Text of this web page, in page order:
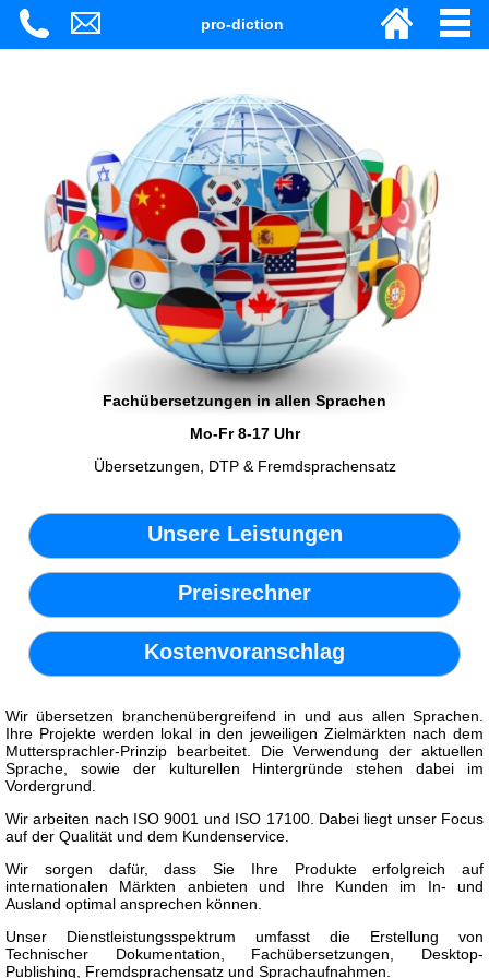
pro-diction
Fachübersetzungen in allen Sprachen
Mo-Fr 8-17 Uhr
Übersetzungen, DTP & Fremdsprachensatz
Unsere Leistungen
Preisrechner
Kostenvoranschlag
Wir übersetzen branchenübergreifend in und aus allen Sprachen.
Ihre Projekte werden lokal in den jeweiligen Zielmärkten nach dem
Muttersprachler-Prinzip bearbeitet. Die Verwendung der aktuellen
Sprache, sowie der kulturellen Hintergründe stehen dabei im
Vordergrund.
Wir arbeiten nach ISO 9001 und ISO 17100. Dabei liegt unser Focus
auf der Qualität und dem Kundenservice.
Wir sorgen dafür, dass Sie Ihre Produkte erfolgreich auf
internationalen Märkten anbieten und Ihre Kunden im In- und
Ausland optimal ansprechen können.
Unser Dienstleistungsspektrum umfasst die Erstellung von
Technischer Dokumentation, Fachübersetzungen, Desktop-
Publishing, Fremdsprachensatz und Sprachaufnahmen.